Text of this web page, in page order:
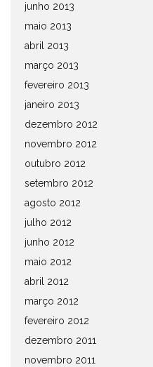
junho 2013
maio 2013
abril 2013
março 2013
fevereiro 2013
janeiro 2013
dezembro 2012
novembro 2012
outubro 2012
setembro 2012
agosto 2012
julho 2012
junho 2012
maio 2012
abril 2012
março 2012
fevereiro 2012
dezembro 2011
novembro 2011